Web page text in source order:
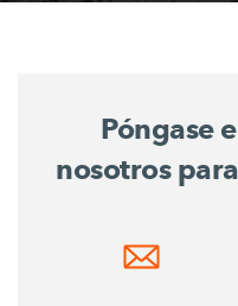
Póngase
nosotros